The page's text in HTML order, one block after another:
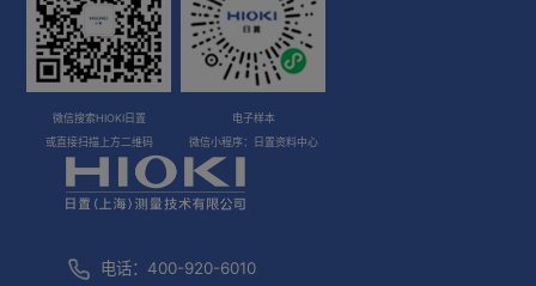
微信搜索HIOKI日置
或直接扫描上方二维码
电子样本
微信小程序：日置资料中心
电话：400-920-6010